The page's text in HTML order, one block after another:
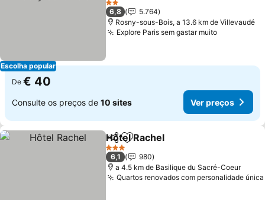
Escolha popular
2 Estrelas
6,8
5.764
Rosny-sous-Bois, a 13.6 km de Villevaudé
Explore Paris sem gastar muito
De € 40
Consulte os preços de 10 sites Ver preços
PartilharAdicionar aos favoritos
Hôtel Rachel
3 Estrelas
6,1
980
a 4.5 km de Basilique du Sacré-Coeur
Quartos renovados com personalidade única